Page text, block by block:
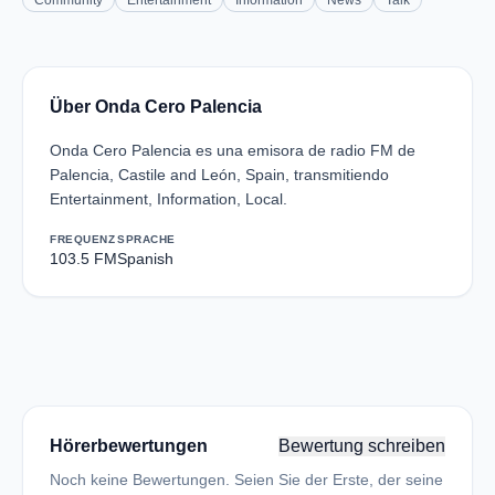
Über Onda Cero Palencia
Onda Cero Palencia es una emisora de radio FM de
Palencia, Castile and León, Spain, transmitiendo
Entertainment, Information, Local.
FREQUENZ
103.5 FM
SPRACHE
Spanish
Hörerbewertungen Bewertung schreiben
Noch keine Bewertungen. Seien Sie der Erste, der seine